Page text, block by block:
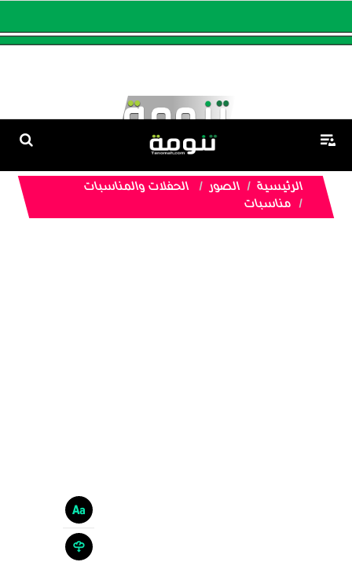
الرئيسية الصور
الحفلات والمناسبات
مناسبات